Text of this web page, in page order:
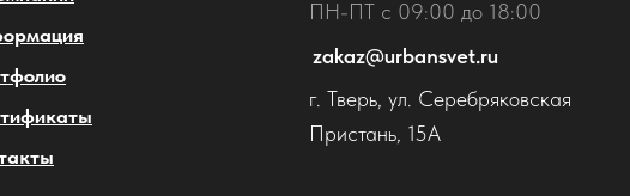
ПН-ПТ с 09:00 до 18:00
г. Тверь, ул. Серебряковская
Пристань, 15А
zakaz@urbansvet.ru